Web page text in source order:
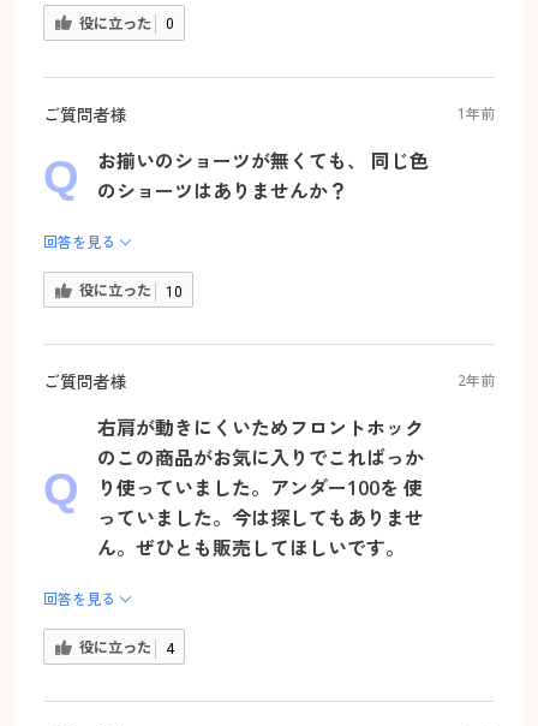
役に立った 0
ご質問者様 1年前
お揃いのショーツが無くても、 同じ色
のショーツはありませんか？
回答を見る
役に立った 10
ご質問者様 2年前
右肩が動きにくいためフロントホック
のこの商品がお気に入りでこればっか
り使っていました。アンダー100を 使
っていました。今は探してもありませ
ん。ぜひとも販売してほしいです。
回答を見る
役に立った 4